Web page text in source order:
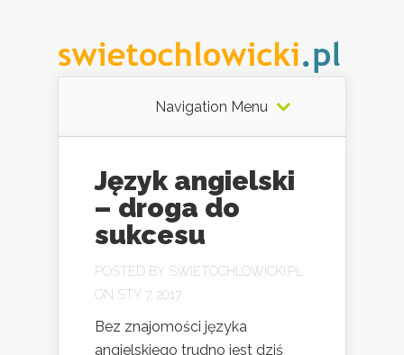
Navigation Menu
Język angielski
– droga do
sukcesu
POSTED BY SWIETOCHLOWICKI.PL
ON STY 7, 2017
Bez znajomości języka
angielskiego trudno jest dziś